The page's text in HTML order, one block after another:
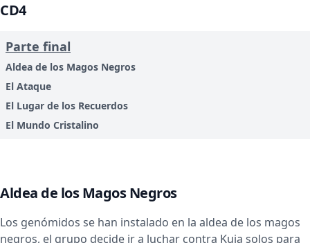
CD4
Parte final
Aldea de los Magos Negros
El Ataque
El Lugar de los Recuerdos
El Mundo Cristalino
Aldea de los Magos Negros
Los genómidos se han instalado en la aldea de los magos
negros, el grupo decide ir a luchar contra Kuja solos para